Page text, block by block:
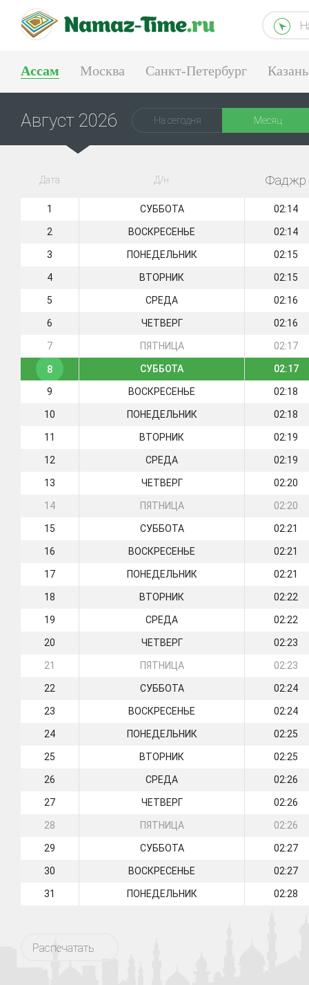
Ассам Москва Санкт-Петербург Казань
Август 2026 На сегодня Месяц
Дата Д/н Фаджр
1 СУББОТА 02:14
2 ВОСКРЕСЕНЬЕ 02:14
3 ПОНЕДЕЛЬНИК 02:15
4 ВТОРНИК 02:15
5 СРЕДА 02:16
6 ЧЕТВЕРГ 02:16
7 ПЯТНИЦА 02:17
8 СУББОТА 02:17
9 ВОСКРЕСЕНЬЕ 02:18
10 ПОНЕДЕЛЬНИК 02:18
11 ВТОРНИК 02:19
12 СРЕДА 02:19
13 ЧЕТВЕРГ 02:20
14 ПЯТНИЦА 02:20
15 СУББОТА 02:21
16 ВОСКРЕСЕНЬЕ 02:21
17 ПОНЕДЕЛЬНИК 02:21
18 ВТОРНИК 02:22
19 СРЕДА 02:22
20 ЧЕТВЕРГ 02:23
21 ПЯТНИЦА 02:23
22 СУББОТА 02:24
23 ВОСКРЕСЕНЬЕ 02:24
24 ПОНЕДЕЛЬНИК 02:25
25 ВТОРНИК 02:25
26 СРЕДА 02:26
27 ЧЕТВЕРГ 02:26
28 ПЯТНИЦА 02:26
29 СУББОТА 02:27
30 ВОСКРЕСЕНЬЕ 02:27
31 ПОНЕДЕЛЬНИК 02:28
Распечатать